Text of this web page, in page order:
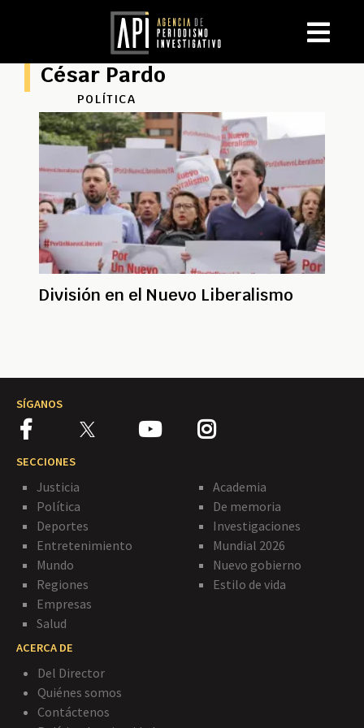
César Pardo
POLÍTICA
División en el Nuevo Liberalismo
SÍGANOS
SECCIONES
Justicia
Política
Deportes
Entretenimiento
Mundo
Regiones
Empresas
Salud
Academia
De memoria
Investigaciones
Mundial 2026
Nuevo gobierno
Estilo de vida
ACERCA DE
Del Director
Quiénes somos
Contáctenos